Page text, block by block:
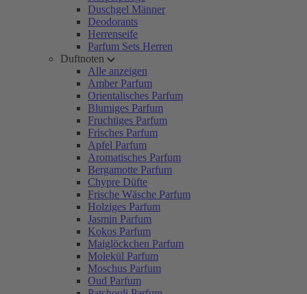
Duschgel Männer
Deodorants
Herrenseife
Parfum Sets Herren
Duftnoten
Alle anzeigen
Amber Parfum
Orientalisches Parfum
Blumiges Parfum
Fruchtiges Parfum
Frisches Parfum
Apfel Parfum
Aromatisches Parfum
Bergamotte Parfum
Chypre Düfte
Frische Wäsche Parfum
Holziges Parfum
Jasmin Parfum
Kokos Parfum
Maiglöckchen Parfum
Molekül Parfum
Moschus Parfum
Oud Parfum